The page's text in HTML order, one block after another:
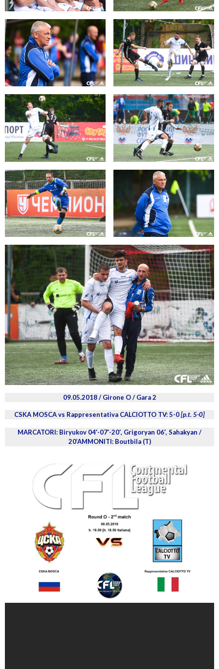
09.05.2018 / Girone O / Gara 2
CSKA MOSCA vs Rappresentativa CALCIOTTO TV: 5-0[p.t. 5-0]
MARCATORI: Biryukov 04′-07′-20′, Grigoryan 06′, Sahakyan /
20’AMMONITI: Boutbila (T)